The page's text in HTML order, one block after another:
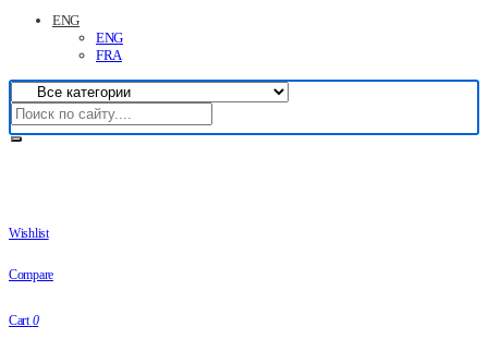
ENG
ENG
FRA
Wishlist
Compare
Cart 0